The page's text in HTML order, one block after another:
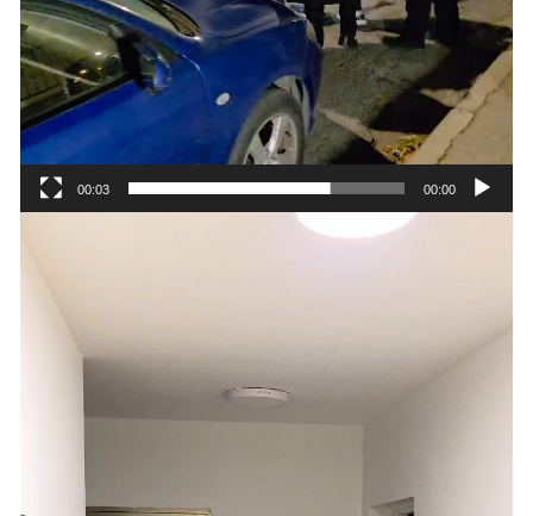
00:00
00:03